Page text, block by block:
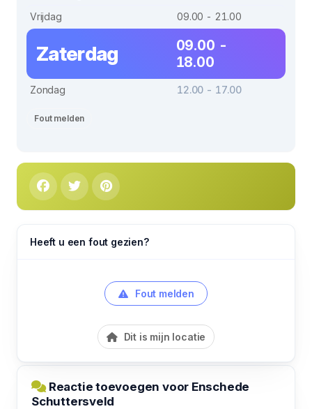
Vrijdag
09.00 - 21.00
Zaterdag
09.00 -
18.00
Zondag 12.00 - 17.00
Fout melden
Heeft u een fout gezien?
Fout melden
Dit is mijn locatie
Reactie toevoegen voor Enschede
Schuttersveld